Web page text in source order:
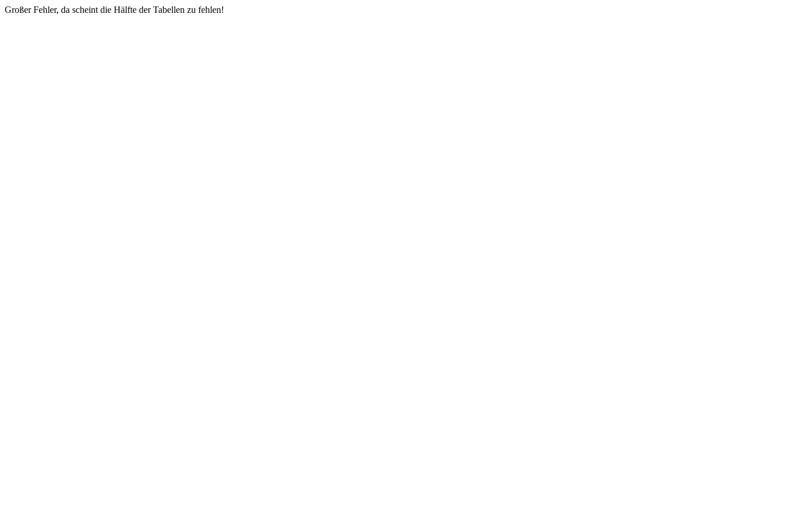
Großer Fehler, da scheint die Hälfte der Tabellen zu fehlen!